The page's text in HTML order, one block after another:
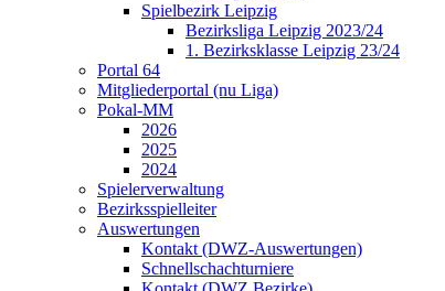
Spielbezirk Leipzig
Bezirksliga Leipzig 2023/24
1. Bezirksklasse Leipzig 23/24
Portal 64
Mitgliederportal (nu Liga)
Pokal-MM
2026
2025
2024
Spielerverwaltung
Bezirksspielleiter
Auswertungen
Kontakt (DWZ-Auswertungen)
Schnellschachturniere